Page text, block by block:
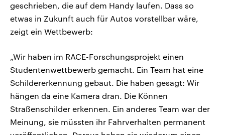
geschrieben, die auf dem Handy laufen. Dass so
etwas in Zukunft auch für Autos vorstellbar wäre,
zeigt ein Wettbewerb:
„Wir haben im RACE-Forschungsprojekt einen
Studentenwettbewerb gemacht. Ein Team hat eine
Schildererkennung gebaut. Die haben gesagt: Wir
hängen da eine Kamera dran. Die Können
Straßenschilder erkennen. Ein anderes Team war der
Meinung, sie müssten ihr Fahrverhalten permanent